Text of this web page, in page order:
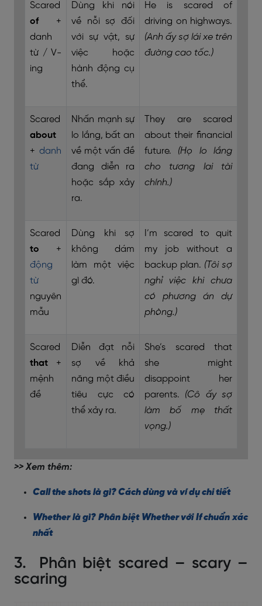
Scared
of+
danh
từ / V-
ing
Dùng khi nói
về nỗi sợ đối
với sự vật, sự
việc hoặc
hành động cụ
thể.
He is scared of
driving on highways.
(Anh ấy sợ lái xe trên
đường cao tốc.)
Scared
about
+ danh
từ
Nhấn mạnh sự
lo lắng, bất an
về một vấn đề
đang diễn ra
hoặc sắp xảy
ra.
They are scared
about their financial
future. (Họ lo lắng
cho tương lai tài
chính.)
Scared
to +
động
từ
nguyên
mẫu
Dùng khi sợ
không dám
làm một việc
gì đó.
I’m scared to quit
my job without a
backup plan. (Tôi sợ
nghỉ việc khi chưa
có phương án dự
phòng.)
Scared
that +
mệnh
đề
Diễn đạt nỗi
sợ về khả
năng một điều
tiêu cực có
thể xảy ra.
She’s scared that
she might
disappoint her
parents. (Cô ấy sợ
làm bố mẹ thất
vọng.)
>> Xem thêm:
Call the shots là gì? Cách dùng và ví dụ chi tiết
Whether là gì? Phân biệt Whether với If chuẩn xác
nhất
3. Phân biệt scared – scary –
scaring